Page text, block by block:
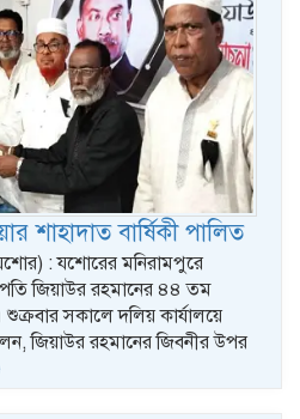
শাহাদাত বার্ষিকী পালিত
: যশোরের মনিরামপুরে
জিয়াউর রহমানের ৪৪ তম
শুক্রবার সকালে দলিয় কার্যালয়ে
জিয়াউর রহমানের জিবনীর উপর